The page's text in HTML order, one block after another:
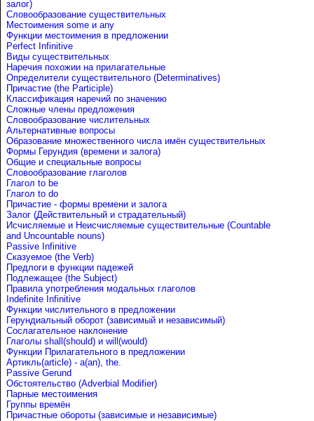
залог)
Словообразование существительных
Местоимения some и any
Функции местоимения в предложении
Perfect Infinitive
Виды существительных
Наречия похожии на прилагательные
Определители существительного (Determinatives)
Причастие (the Participle)
Классификация наречий по значению
Сложные члены предложения
Словообразование числительных
Альтернативные вопросы
Образование множественного числа имён существительных
Формы Герундия (времени и залога)
Общие и специальные вопросы
Словообразование глаголов
Глагол to be
Глагол to do
Причастие - формы времени и залога
Залог (Действительный и страдательный)
Исчисляемые и Неисчисляемые существительные (Countable
and Uncountable nouns)
Passive Infinitive
Сказуемое (the Verb)
Предлоги в функции падежей
Подлежащее (the Subject)
Правила употребления модальных глаголов
Indefinite Infinitive
Функции числительного в предложении
Герундиальный оборот (зависимый и независимый)
Сослагательное наклонение
Глаголы shall(should) и will(would)
Функции Прилагательного в предложении
Артикль(article) - a(an), the.
Passive Gerund
Обстоятельство (Adverbial Modifier)
Парные местоимения
Группы времён
Причастные обороты (зависимые и независимые)